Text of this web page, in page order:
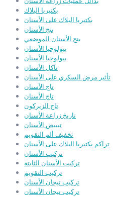
بكتيريا البلاك
بكتيريا البلاك على الأسنان
بنج الأسنان
بنج الأسنان الموضعي
بيولوجيا الأسنان
بيولوجيا الأسنان
تآكل الأسنان
تأثير مرض السكري على الأسنان
تاج الأسنان
تاج الأسنان
تاج الزيركون
تاريخ زراعة الأسنان
تبييض الأسنان
تخفيف ألم التقويم
تراكم بكتيريا البلاك على الأسنان
تركيب الأسنان
تركيب الأسنان الثابتة
تركيب التقويم
تركيب تيجان الأسنان
تركيب تيجان الأسنان